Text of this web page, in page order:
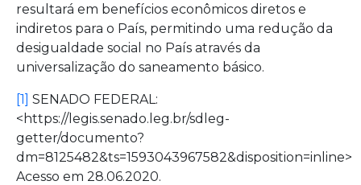
resultará em benefícios econômicos diretos e
indiretos para o País, permitindo uma redução da
desigualdade social no País através da
universalização do saneamento básico.
[1] SENADO FEDERAL:
<https://legis.senado.leg.br/sdleg-
getter/documento?
dm=8125482&ts=1593043967582&disposition=inline>
Acesso em 28.06.2020.